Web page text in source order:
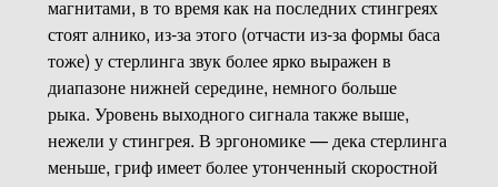
магнитами, в то время как на последних стингреях
стоят алнико, из-за этого (отчасти из-за формы баса
тоже) у стерлинга звук более ярко выражен в
диапазоне нижней середине, немного больше
рыка. Уровень выходного сигнала также выше,
нежели у стингрея. В эргономике — дека стерлинга
меньше, гриф имеет более утонченный скоростной